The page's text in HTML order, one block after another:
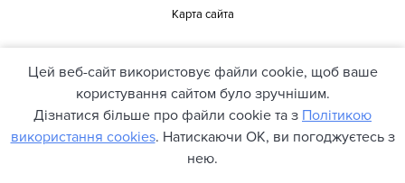
Цей веб-сайт використовує файли cookie, щоб ваше
користування сайтом було зручнішим.
Дізнатися більше про файли cookie та з Політикою
використання cookies. Натискаючи ОК, ви погоджуєтесь з
нею.
Карта сайта
офіс 429, вул. Предславинська 37, Київ, 03150, Україна